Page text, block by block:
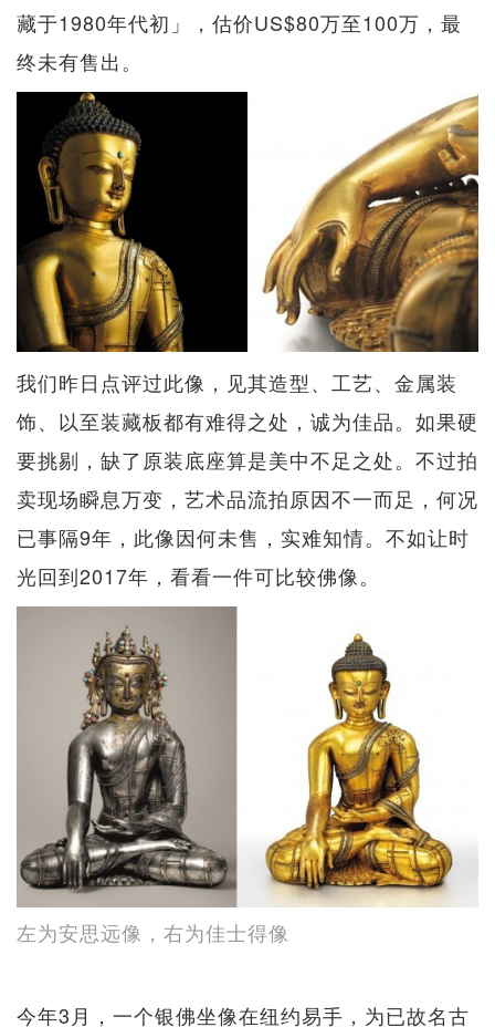
藏于1980年代初」，估价US$80万至100万，最
终未有售出。
我们昨日点评过此像，见其造型、工艺、金属装
饰、以至装藏板都有难得之处，诚为佳品。如果硬
要挑剔，缺了原装底座算是美中不足之处。不过拍
卖现场瞬息万变，艺术品流拍原因不一而足，何况
已事隔9年，此像因何未售，实难知情。不如让时
光回到2017年，看看一件可比较佛像。
左为安思远像，右为佳士得像
今年3月，一个银佛坐像在纽约易手，为已故名古